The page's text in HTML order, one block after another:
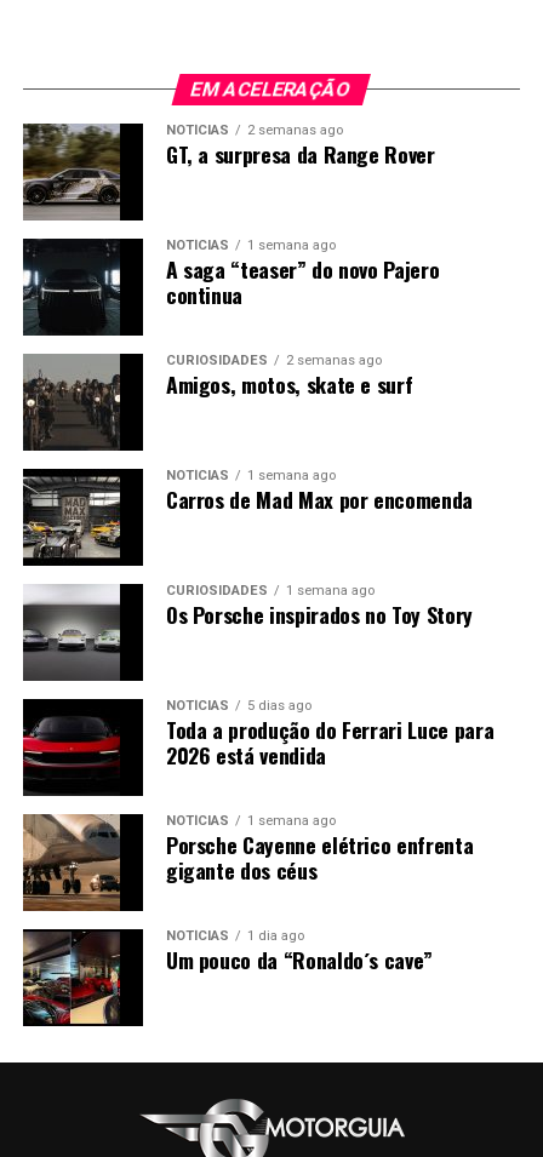
EM ACELERAÇÃO
NOTÍCIAS 2 semanas ago
GT, a surpresa da Range Rover
NOTÍCIAS 1 semana ago
A saga “teaser” do novo Pajero
continua
CURIOSIDADES 2 semanas ago
Amigos, motos, skate e surf
NOTÍCIAS 1 semana ago
Carros de Mad Max por encomenda
CURIOSIDADES 1 semana ago
Os Porsche inspirados no Toy Story
NOTÍCIAS 5 dias ago
Toda a produção do Ferrari Luce para
2026 está vendida
NOTÍCIAS 1 semana ago
Porsche Cayenne elétrico enfrenta
gigante dos céus
NOTÍCIAS 1 dia ago
Um pouco da “Ronaldo´s cave”